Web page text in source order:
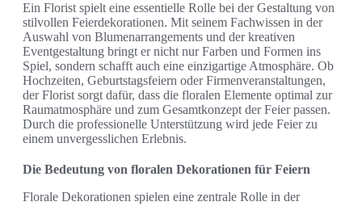
Ein Florist spielt eine essentielle Rolle bei der Gestaltung von
stilvollen Feierdekorationen. Mit seinem Fachwissen in der
Auswahl von Blumenarrangements und der kreativen
Eventgestaltung bringt er nicht nur Farben und Formen ins
Spiel, sondern schafft auch eine einzigartige Atmosphäre. Ob
Hochzeiten, Geburtstagsfeiern oder Firmenveranstaltungen,
der Florist sorgt dafür, dass die floralen Elemente optimal zur
Raumatmosphäre und zum Gesamtkonzept der Feier passen.
Durch die professionelle Unterstützung wird jede Feier zu
einem unvergesslichen Erlebnis.
Die Bedeutung von floralen Dekorationen für Feiern
Florale Dekorationen spielen eine zentrale Rolle in der